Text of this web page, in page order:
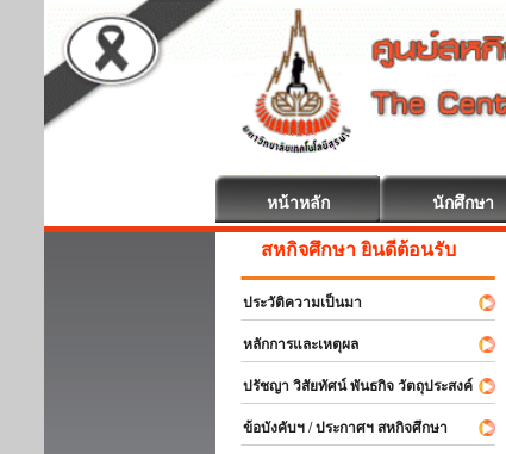
หน้าหลัก นักศึกษา
สหกิจศึกษา ยินดีต้อนรับ
ประวัติความเป็นมา
หลักการและเหตุผล
ปรัชญา วิสัยทัศน์ พันธกิจ วัตถุประสงค์
ข้อบังคับฯ / ประกาศฯ สหกิจศึกษา